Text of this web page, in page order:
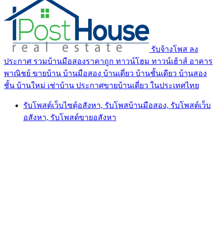
รับจ้างโพส ลง
ประกาศ รวมบ้านมือสองราคาถูก ทาวน์โฮม ทาวน์เฮ้าส์ อาคาร
พาณิชย์ ขายบ้าน บ้านมือสอง บ้านเดี่ยว บ้านชั้นเดียว บ้านสอง
ชั้น บ้านใหม่ เช่าบ้าน ประกาศขายบ้านเดี่ยว ในประเทศไทย
รับโพสต์เว็บไซตฺ์อสังหา, รับโพสบ้านมือสอง, รับโพสต์เว็บ
อสังหา, รับโพสต์ขายอสังหา